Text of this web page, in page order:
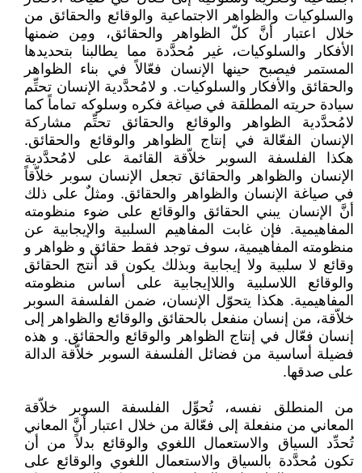
والسلوكيات والظواهر الاجتماعية والوقائع والحقائق من
خلال اعتبار أنَّ كلّ الظواهر والحقائق، ومِن ضمنها
الأفكار والسلوكيات، غير مُحدَّدة مما يطالبنا بتحديدها
المستمر فيصبح حينها الإنسان فعّالاً في بناء الظواهر
والحقائق والأفكار والسلوكيات. و لامُحدَّدية الإنسان تحتِّم
سيادة حريته المطلقة في صياغة فكره وسلوكه تماماً كما
لامُحدَّدية الظواهر والوقائع والحقائق تحتِّم مشاركة
الإنسان الفعّالة في إنتاج الظواهر والوقائع والحقائق.
هكذا الفلسفة السوبر خلاّقة القائمة على لامُحدَّدية
الإنسان والظواهر والحقائق تجعل الإنسان سوبر خلاّقاً
في صياغة الإنسان والظواهر والحقائق. ومثلٌ على ذلك
أنَّ الإنسان يبني الحقائق والوقائع على ضوء منظومته
المفاهيمية. فإن غابت المفاهيم السلبية والإيجابية عن
منظومته المفاهيمية، سوف توجد فقط حقائق و ظواهر و
وقائع لا سلبية ولا إيجابية وبذلك يكون قد أنتج الحقائق
والوقائع اللاسلبية واللاإيجابية على أساس منظومته
المفاهيمية. هكذا يتحوّل الإنسان، ضمن الفلسفة السوبر
خلاّقة، من إنسان منفعل بالحقائق والوقائع والظواهر إلى
إنسان فعّال في إنتاج الظواهر والوقائع والحقائق. و هذه
فضيلة أساسية من فضائل الفلسفة السوبر خلاّقة الدالة
على صدقها.
من المنطلق نفسه، تُحوِّل الفلسفة السوبر خلاّقة
المعاني من منفعلة إلى فعّالة من خلال اعتبار أنَّ المعاني
تُحدِّد السياق والاستعمال اللغوي والوقائع بدلاً من أن
تكون مُحدَّدة بالسياق والاستعمال اللغوي والوقائع على